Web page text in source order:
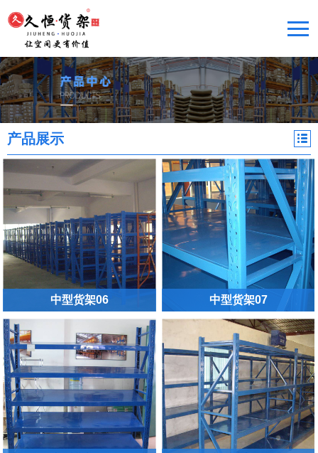
产品展示
中型货架06 中型货架07